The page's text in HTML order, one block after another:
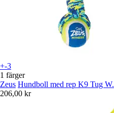
+-3
1 färger
Zeus Hundboll med rep K9 Tug W.
206,00 kr